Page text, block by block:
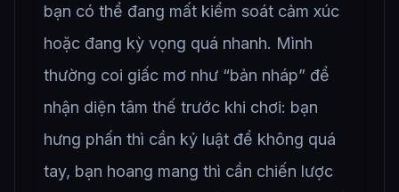
bạn có thể đang mất kiểm soát cảm xúc
hoặc đang kỳ vọng quá nhanh. Mình
thường coi giấc mơ như “bản nháp” để
nhận diện tâm thế trước khi chơi: bạn
hưng phấn thì cần kỷ luật để không quá
tay, bạn hoang mang thì cần chiến lược